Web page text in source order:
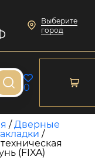
Выберите
город
0
/Дверные
/
(FIXA)